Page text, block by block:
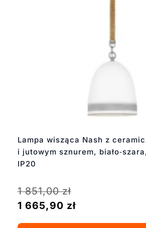
Lampa wisząca Nash z
i jutowym sznurem,
IP20
1 851,00zł
1 665,90 zł